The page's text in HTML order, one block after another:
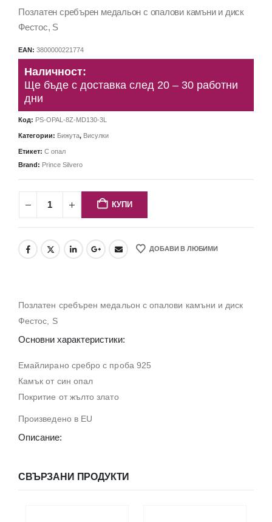
Позлатен сребърен медальон с опалови камъни и диск
Фестос, S
EAN: 3800000221774
Наличност:
Ще бъде с доставка след 20 – 30 работни
дни
Код: PS-OPAL-8Z-MD130-3L
Категории: Бижута, Висулки
Етикет: С опал
Brand: Prince Silvero
КУПИ
ДОБАВИ В ЛЮБИМИ
Позлатен сребърен медальон с опалови камъни и диск
Фестос, S
Основни характеристики:
Емайлирано сребро с проба 925
Камък от син опал
Покритие от жълто злато
Произведено в EU
Описание:
СВЪРЗАНИ ПРОДУКТИ